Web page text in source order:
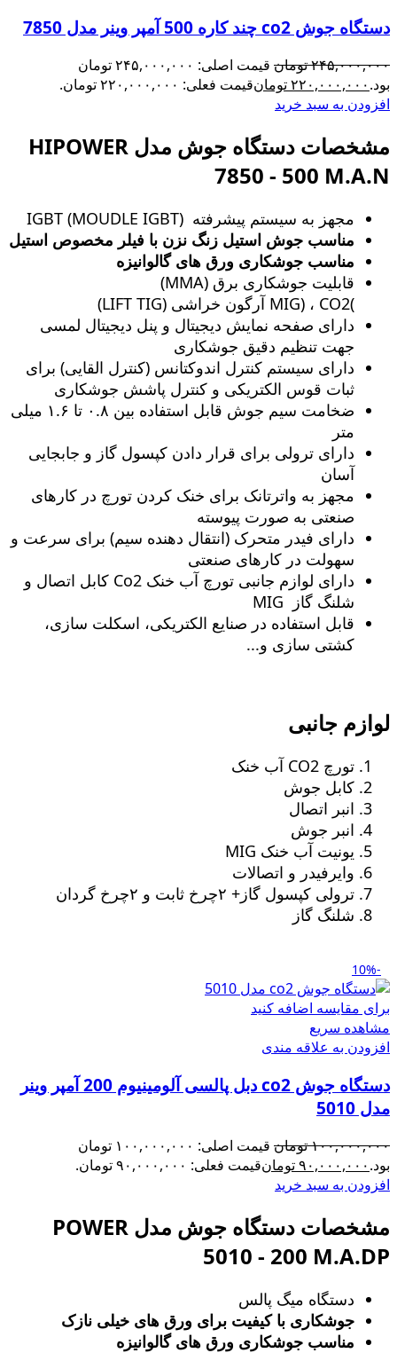
دستگاه جوش co2 چند کاره 500 آمپر وینر مدل 7850
۲۴۵,۰۰۰,۰۰۰تومان
قیمت اصلی: ۲۴۵,۰۰۰,۰۰۰ تومان
بود.۲۲۰,۰۰۰,۰۰۰تومانقیمت فعلی: ۲۲۰,۰۰۰,۰۰۰ تومان.
افزودن به سبد خرید
مشخصات دستگاه جوش مدل HIPOWER
7850 - 500 M.A.N
مجهز به سیستم پیشرفته (MOUDLE IGBT) IGBT
مناسب جوش استیل زنگ‌ نزن با فیلر مخصوص استیل
مناسب جوشکاری ورق های گالوانیزه
قابلیت جوشکاری برق (MMA)
)MIG) ، CO2 آرگون خراشی (LIFT TIG)
دارای صفحه نمایش دیجیتال و پنل دیجیتال لمسی
جهت تنظیم دقیق جوشکاری
دارای سیستم کنترل اندوکتانس (کنترل القایی) برای
ثبات قوس الکتریکی و کنترل پاشش جوشکاری
ضخامت سیم جوش قابل استفاده بین ۰.۸ تا ۱.۶ میلی
متر
دارای ترولی برای قرار دادن کپسول گاز و جابجایی
آسان
مجهز به واترتانک برای خنک کردن تورچ در کارهای
صنعتی به صورت پیوسته
دارای فیدر متحرک (انتقال دهنده سیم) برای سرعت و
سهولت در کارهای صنعتی
دارای لوازم جانبی تورچ آب خنک Co2 کابل اتصال و
شلنگ گاز MIG
قابل استفاده در صنایع الکتریکی، اسکلت سازی،
کشتی سازی و...
لوازم جانبی
تورچ CO2 آب خنک
کابل جوش
انبر اتصال
انبر جوش
یونیت آب خنک MIG
وایرفیدر و اتصالات
ترولی کپسول گاز+ ٢چرخ ثابت و ٢چرخ گردان
شلنگ گاز
-10%
برای مقایسه اضافه کنید
مشاهده سریع
افزودن به علاقه مندی
دستگاه جوش co2 دبل پالسی آلومینیوم 200 آمپر وینر
مدل 5010
۱۰۰,۰۰۰,۰۰۰تومان
قیمت اصلی: ۱۰۰,۰۰۰,۰۰۰ تومان
بود.۹۰,۰۰۰,۰۰۰تومانقیمت فعلی: ۹۰,۰۰۰,۰۰۰ تومان.
افزودن به سبد خرید
مشخصات دستگاه جوش مدل POWER
5010 - 200 M.A.DP
دستگاه میگ پالس
جوشکاری با کیفیت برای ورق های خیلی نازک
مناسب جوشکاری ورق های گالوانیزه